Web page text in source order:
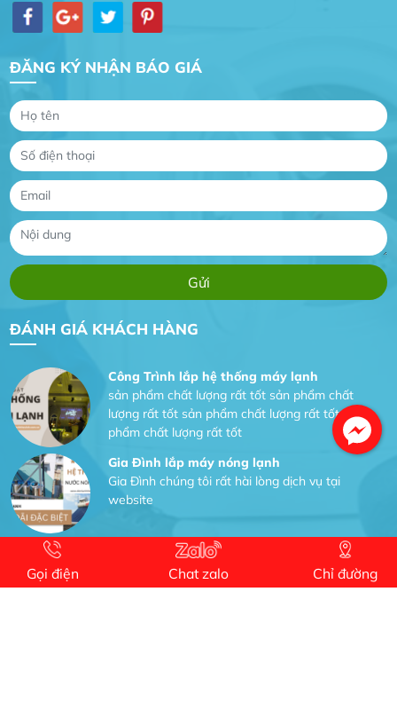
ĐĂNG KÝ NHẬN BÁO GIÁ
ĐÁNH GIÁ KHÁCH HÀNG
Gia Đình chúng tôi rất hài lòng dịch vụ tại
Dự án nhà phố đẹp lên nhờ đội thợ điện từ dịch
Dịch vụ MoTor
Công Trình lắp hệ thống máy lạnh
sản phẩm chất lượng rất tốt sản phẩm chất
lượng rất tốt sản phẩm chất lượng rất tốt sản
phẩm chất lượng rất tốt
Gia Đình lắp máy nóng lạnh
Gia Đình chúng tôi rất hài lòng dịch vụ tại
website
Dự án nhà phố đẹp lên nhờ đội thợ điện từ dịch
vụ
Gọi điện Chat zalo Chỉ đường